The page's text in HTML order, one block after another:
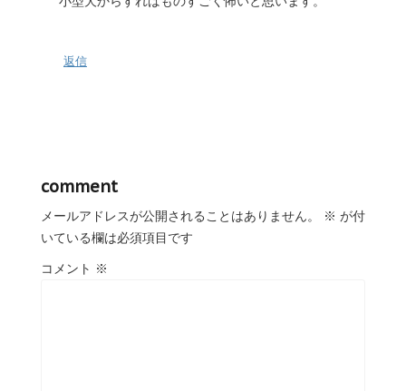
返信
comment
メールアドレスが公開されることはありません。 ※ が付
いている欄は必須項目です
コメント ※